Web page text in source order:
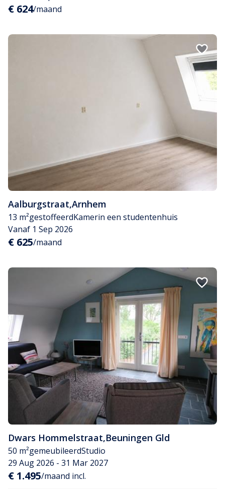
€ 624/maand
Aalburgstraat,Arnhem
13 m²gestoffeerdKamerin een studentenhuis
Vanaf 1 Sep 2026
€ 625/maand
Dwars Hommelstraat,Beuningen Gld
50 m²gemeubileerdStudio
29 Aug 2026 - 31 Mar 2027
€ 1.495/maand incl.